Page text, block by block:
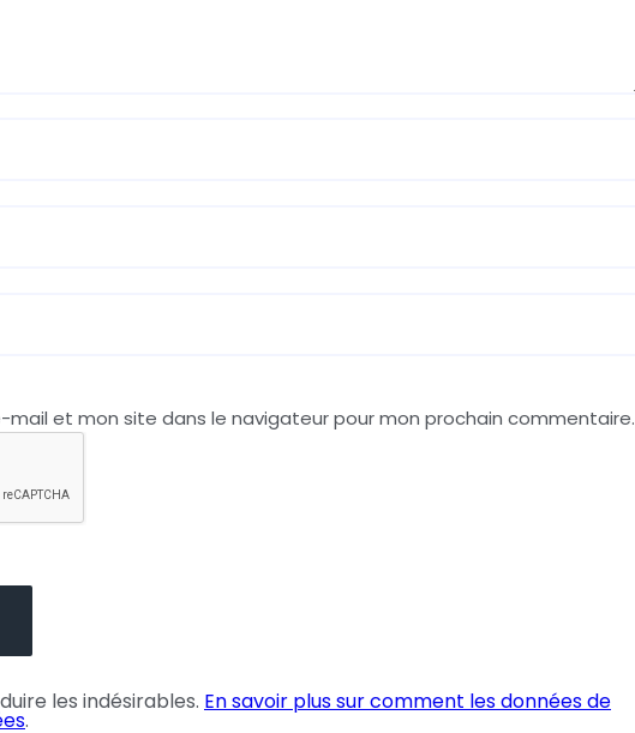
mail et mon site dans le navigateur pour mon prochain commentaire.
les indésirables. En savoir plus sur comment les données de
.